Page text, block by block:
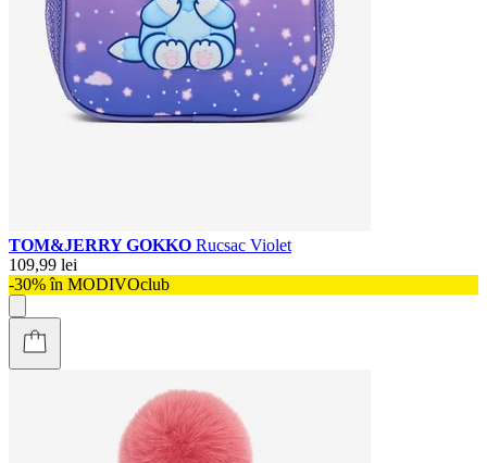
TOM&JERRY GOKKO Rucsac Violet
109,99 lei
-30% în MODIVOclub